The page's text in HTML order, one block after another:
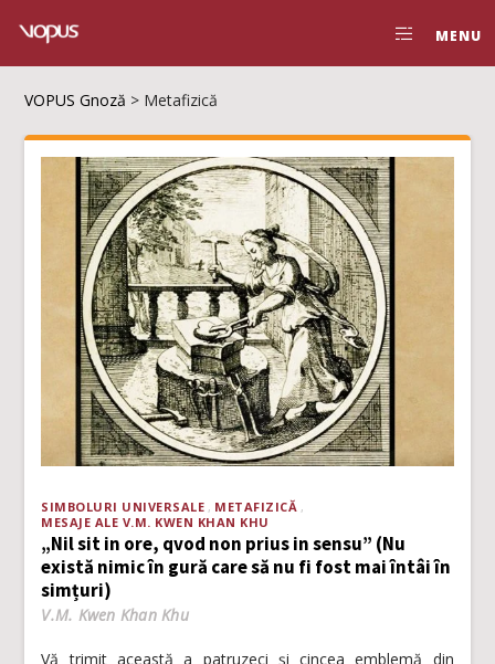
MENU
VOPUS Gnoză > Metafizică
SIMBOLURI UNIVERSALE
METAFIZICĂ
MESAJE ALE V.M. KWEN KHAN KHU
„Nil sit in ore, qvod non prius in sensu” (Nu
există nimic în gură care să nu fi fost mai întâi în
simțuri)
V.M. Kwen Khan Khu
Vă trimit această a patruzeci și cincea emblemă din